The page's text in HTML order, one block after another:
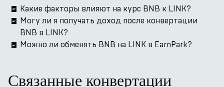
Какие факторы влияют на курс BNB к LINK?
Могу ли я получать доход после конвертации
BNB в LINK?
Можно ли обменять BNB на LINK в EarnPark?
Связанные конвертации